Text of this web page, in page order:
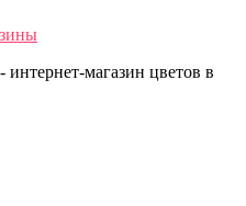
магазин цветов в